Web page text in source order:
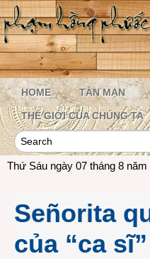
HOME TẢN MẠN
THẾ GIỚI CỦA CHÚNG TA
Thứ Sáu ngày 07 tháng 8 năm
Señorita
của “ca